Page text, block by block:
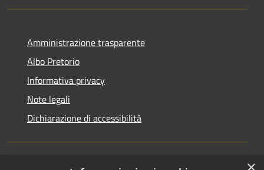
Amministrazione trasparente
Albo Pretorio
Informativa privacy
Note legali
Dichiarazione di accessibilità